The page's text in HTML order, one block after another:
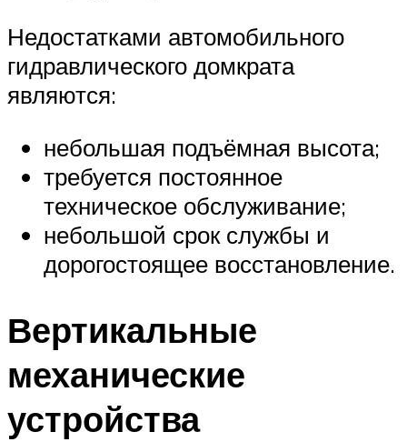
Недостатками автомобильного
гидравлического домкрата
являются:
небольшая подъёмная высота;
требуется постоянное
техническое обслуживание;
небольшой срок службы и
дорогостоящее восстановление.
Вертикальные
механические
устройства